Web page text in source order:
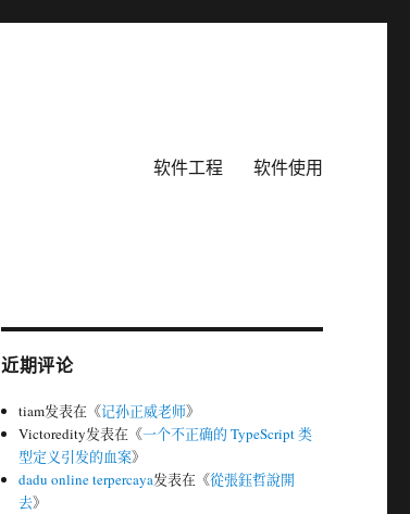
软件工程 软件使用
近期评论
tiam发表在《记孙正威老师》
Victoredity发表在《一个不正确的 TypeScript 类
型定义引发的血案》
dadu online terpercaya发表在《從張鈺哲說開
去》